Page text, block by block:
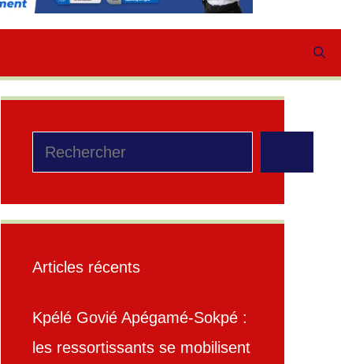
Rechercher
Articles récents
Kpélé Govié Apégamé-Sokpé :
les ressortissants se mobilisent